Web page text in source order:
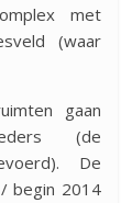
met
(waar
gaan
(de
De
begin 2014